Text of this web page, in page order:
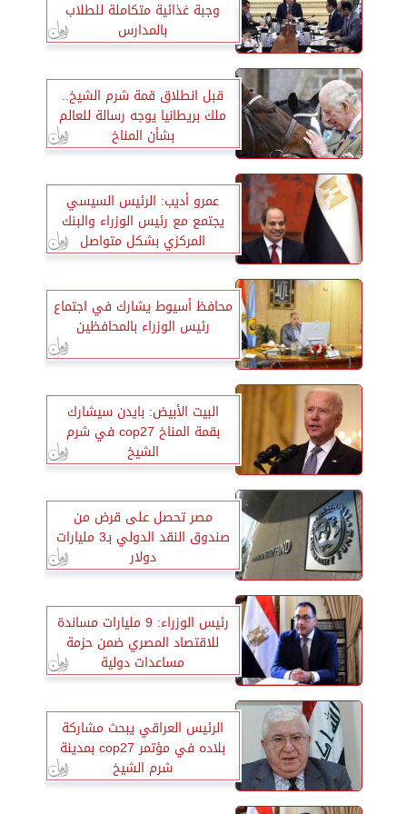
وجبة غذائية متكاملة للطلاب
بالمدارس
قبل انطلاق قمة شرم الشيخ..
ملك بريطانيا يوجه رسالة للعالم
بشأن المناخ
عمرو أديب: الرئيس السيسي
يجتمع مع رئيس الوزراء والبنك
المركزي بشكل متواصل
محافظ أسيوط يشارك في اجتماع
رئيس الوزراء بالمحافظين
البيت الأبيض: بايدن سيشارك
بقمة المناخ cop27 في شرم
الشيخ
مصر تحصل على قرض من
صندوق النقد الدولي بـ3 مليارات
دولار
رئيس الوزراء: 9 مليارات مساندة
للاقتصاد المصري ضمن حزمة
مساعدات دولية
الرئيس العراقي يبحث مشاركة
بلاده في مؤتمر cop27 بمدينة
شرم الشيخ